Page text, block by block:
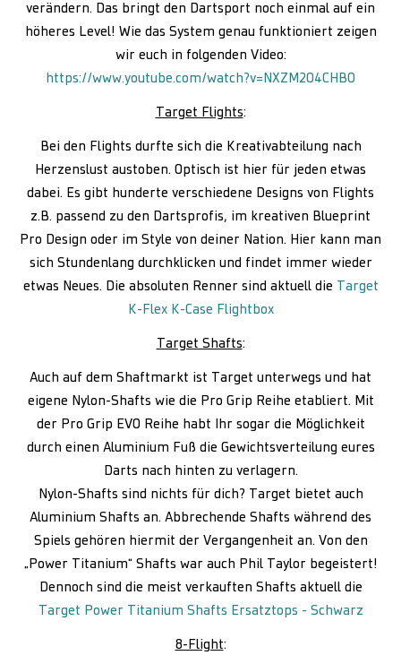
verändern. Das bringt den Dartsport noch einmal auf ein
höheres Level! Wie das System genau funktioniert zeigen
wir euch in folgenden Video:
https://www.youtube.com/watch?v=NXZM204CHB0
Target Flights:
Bei den Flights durfte sich die Kreativabteilung nach
Herzenslust austoben. Optisch ist hier für jeden etwas
dabei. Es gibt hunderte verschiedene Designs von Flights
z.B. passend zu den Dartsprofis, im kreativen Blueprint
Pro Design oder im Style von deiner Nation. Hier kann man
sich Stundenlang durchklicken und findet immer wieder
etwas Neues. Die absoluten Renner sind aktuell die Target
K-Flex K-Case Flightbox
Target Shafts:
Auch auf dem Shaftmarkt ist Target unterwegs und hat
eigene Nylon-Shafts wie die Pro Grip Reihe etabliert. Mit
der Pro Grip EVO Reihe habt Ihr sogar die Möglichkeit
durch einen Aluminium Fuß die Gewichtsverteilung eures
Darts nach hinten zu verlagern.
Nylon-Shafts sind nichts für dich? Target bietet auch
Aluminium Shafts an. Abbrechende Shafts während des
Spiels gehören hiermit der Vergangenheit an. Von den
„Power Titanium“ Shafts war auch Phil Taylor begeistert!
Dennoch sind die meist verkauften Shafts aktuell die
Target Power Titanium Shafts Ersatztops - Schwarz
8-Flight: